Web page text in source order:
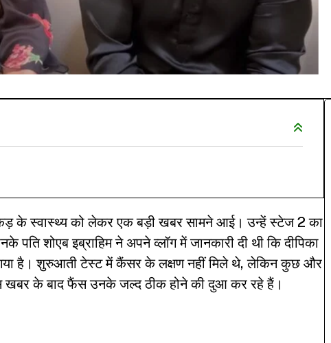
के स्वास्थ्य को लेकर एक बड़ी खबर सामने आई। उन्हें स्टेज 2 का
शोएब इब्राहिम ने अपने व्लॉग में जानकारी दी थी कि दीपिका
गया है। शुरुआती टेस्ट में कैंसर के लक्षण नहीं मिले थे, लेकिन कुछ और
खबर के बाद फैंस उनके जल्द ठीक होने की दुआ कर रहे हैं।